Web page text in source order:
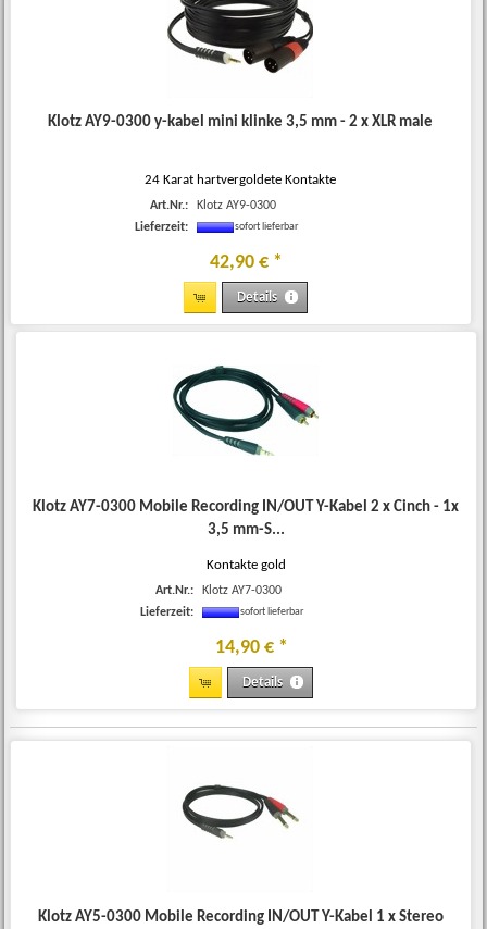
Klotz AY9-0300 y-kabel mini klinke 3,5 mm - 2 x XLR male
24 Karat hartvergoldete Kontakte
Art.Nr.:
Klotz AY9-0300
Lieferzeit:
sofort lieferbar
42,90 €*
Details
Klotz AY7-0300 Mobile Recording IN/OUT Y-Kabel 2 x Cinch - 1x
3,5 mm-S...
Kontakte gold
Art.Nr.:
Klotz AY7-0300
Lieferzeit:
sofort lieferbar
14,90 €*
Details
Klotz AY5-0300 Mobile Recording IN/OUT Y-Kabel 1 x Stereo